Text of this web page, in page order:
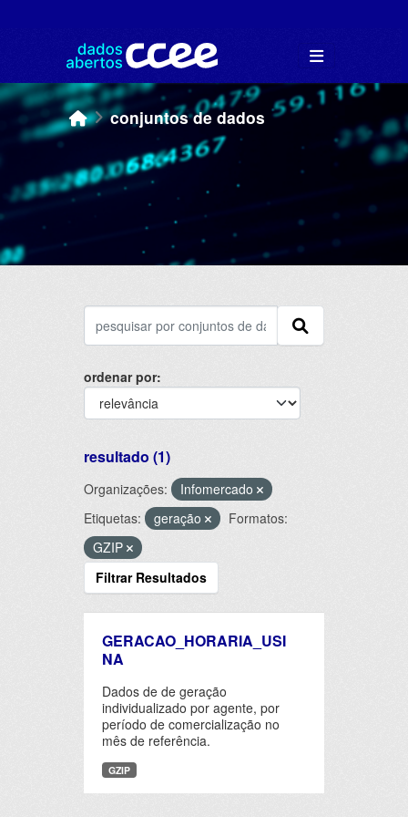
conjuntos de dados
ordenar por
resultado (1)
Organizações:
Infomercado
Etiquetas:
geração
Formatos:
GZIP
Filtrar Resultados
GERACAO_HORARIA_USI
NA
Dados de de geração
individualizado por agente, por
período de comercialização no
mês de referência.
GZIP